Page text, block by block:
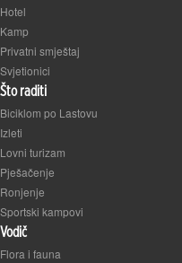
Hotel
Kamp
Privatni smještaj
Svjetionici
Što raditi
Biciklom po Lastovu
Izleti
Lovni turizam
Pješačenje
Ronjenje
Sportski kampovi
Vodič
Flora i fauna